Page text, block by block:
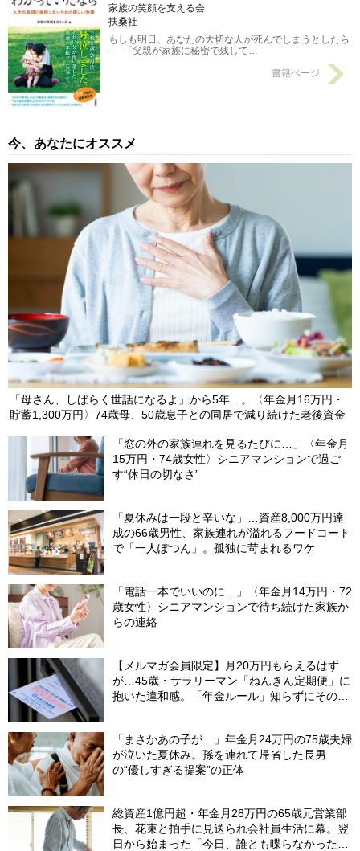
た遺言書に妻、涙
2023/01/07
家族の笑顔を支える会
扶桑社
もしも明日、あなたの大切な人が死んでしまうとしたら
──「父親が家族に秘密で残して…
書籍ページ
今、あなたにオススメ
「母さん、しばらく世話になるよ」から5年…。〈年金月16万円・
貯蓄1,300万円〉74歳母、50歳息子との同居で減り続けた老後資金
「窓の外の家族連れを見るたびに…」〈年金月
15万円・74歳女性〉シニアマンションで過ご
す“休日の切なさ”
「夏休みは一段と辛いな」…資産8,000万円達
成の66歳男性、家族連れが溢れるフードコート
で「一人ぽつん」。孤独に苛まれるワケ
「電話一本でいいのに…」〈年金月14万円・72
歳女性〉シニアマンションで待ち続けた家族か
らの連絡
【メルマガ会員限定】月20万円もらえるはず
が…45歳・サラリーマン「ねんきん定期便」に
抱いた違和感。「年金ルール」知らずにそのま
「まさかあの子が…」年金月24万円の75歳夫婦
が泣いた夏休み。孫を連れて帰省した長男
の“優しすぎる提案”の正体
総資産1億円超・年金月28万円の65歳元営業部
長、花束と拍手に見送られ会社員生活に幕。翌
日から始まった「今日、誰とも喋らなかった」